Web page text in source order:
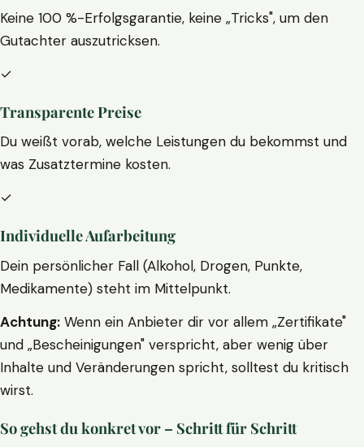
Keine 100 %-Erfolgsgarantie, keine „Tricks", um den
Gutachter auszutricksen.
✓
Transparente Preise
Du weißt vorab, welche Leistungen du bekommst und
was Zusatztermine kosten.
✓
Individuelle Aufarbeitung
Dein persönlicher Fall (Alkohol, Drogen, Punkte,
Medikamente) steht im Mittelpunkt.
Achtung: Wenn ein Anbieter dir vor allem „Zertifikate"
und „Bescheinigungen" verspricht, aber wenig über
Inhalte und Veränderungen spricht, solltest du kritisch
wirst.
So gehst du konkret vor – Schritt für Schritt